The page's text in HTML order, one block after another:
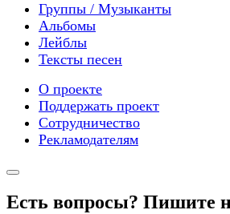
Группы / Музыканты
Альбомы
Лейблы
Тексты песен
О проекте
Поддержать проект
Сотрудничество
Рекламодателям
Есть вопросы? Пишите